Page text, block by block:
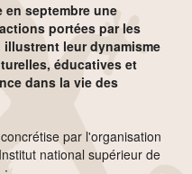
en septembre une
portées par les
leur dynamisme
éducatives et
dans la vie des
par l'organisation
national supérieur de